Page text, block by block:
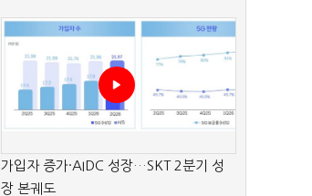
가입자 증가·AIDC 성장…SKT 2분기 성
장 본궤도